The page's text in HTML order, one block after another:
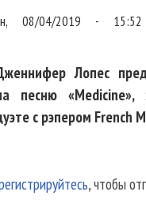
08/04/2019 - 15:52
Лопес
песню «Medicine»,
с рэпером French
, чтобы